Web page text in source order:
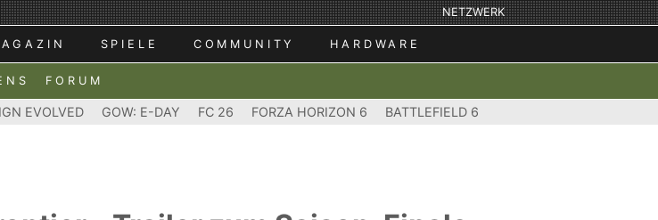
NETZWERK
SPIELE COMMUNITY HARDWARE
FORUM
EVOLVED GOW: E-DAY FC 26 FORZA HORIZON 6 BATTLEFIELD 6